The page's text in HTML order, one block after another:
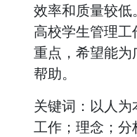
效率和质量较低
高校学生管理
重点，希望能
帮助。
关键词：以人
工作；理念；分